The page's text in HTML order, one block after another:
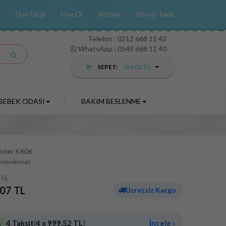
Üye Girişi Üye Ol İletişim Sipariş Takip
Telefon : 0212 668 11 42
WhatsApp : 0549 668 11 40
SEPET: (0ADET)
ODASI BAKIM BESLENME
K606
TL Ücretsiz Kargo
4 Taksit(4 x 999,52 TL) İncele ›